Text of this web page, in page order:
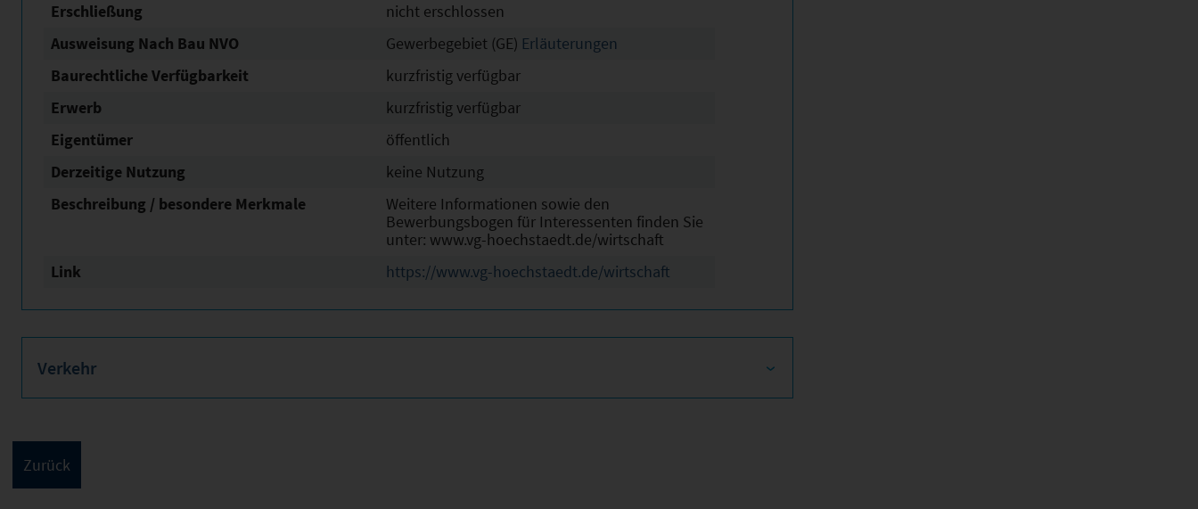
Erschließung
nicht erschlossen
Ausweisung Nach Bau NVO
Gewerbegebiet (GE) Erläuterungen
Baurechtliche Verfügbarkeit
kurzfristig verfügbar
Erwerb
kurzfristig verfügbar
Eigentümer
öffentlich
Derzeitige Nutzung
keine Nutzung
Beschreibung / besondere Merkmale
Weitere Informationen sowie den
Bewerbungsbogen für Interessenten finden Sie
unter: www.vg-hoechstaedt.de/wirtschaft
Link
https://www.vg-hoechstaedt.de/wirtschaft
Verkehr